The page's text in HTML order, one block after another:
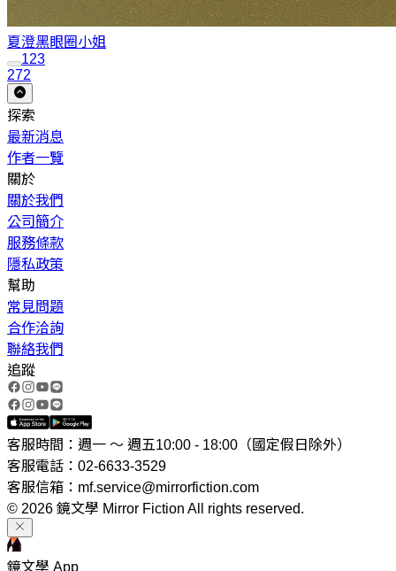
夏澄黑眼圈小姐
123
272
探索
最新消息
作者一覽
關於
關於我們
公司簡介
服務條款
隱私政策
幫助
常見問題
合作洽詢
聯絡我們
追蹤
客服時間：週一 ～ 週五10:00 - 18:00（國定假日除外）
客服電話：02-6633-3529
客服信箱：mf.service@mirrorfiction.com
© 2026 鏡文學 Mirror Fiction All rights reserved.
鏡文學 App